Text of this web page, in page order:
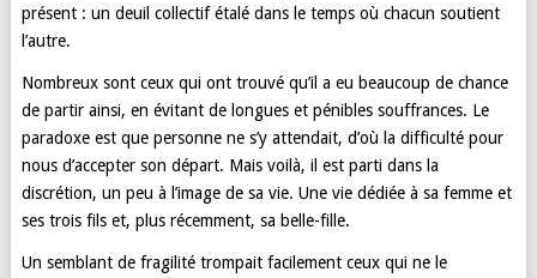
présent : un deuil collectif étalé dans le temps où chacun soutient
l’autre.
Nombreux sont ceux qui ont trouvé qu’il a eu beaucoup de chance
de partir ainsi, en évitant de longues et pénibles souffrances. Le
paradoxe est que personne ne s’y attendait, d’où la difficulté pour
nous d’accepter son départ. Mais voilà, il est parti dans la
discrétion, un peu à l’image de sa vie. Une vie dédiée à sa femme et
ses trois fils et, plus récemment, sa belle-fille.
Un semblant de fragilité trompait facilement ceux qui ne le